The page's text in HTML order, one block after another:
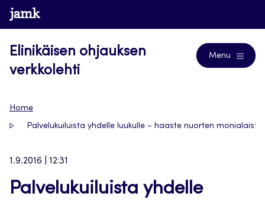
Siirry
suoraan
www.jamk.fi
Elinikäisen ohjauksen
verkkolehti
Menu
Home
Palvelukuiluista yhdelle luukulle – haaste nuorten
1.9.2016 | 12:31
Palvelukuiluista yhdelle